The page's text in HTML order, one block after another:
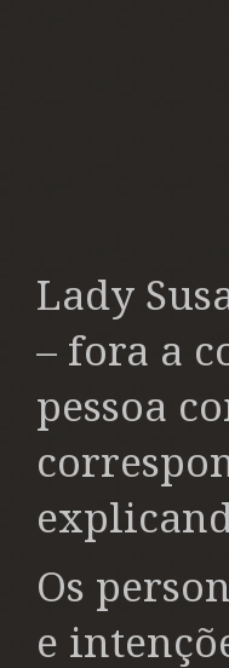
Lady
– fora a
pessoa
Os
e